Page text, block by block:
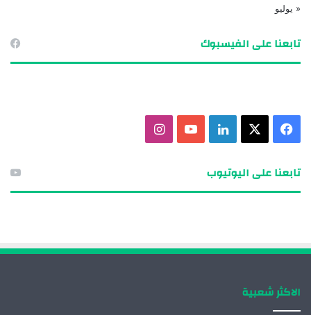
« يوليو
تابعنا على الفيسبوك
تابعنا على اليوتيوب
الاكثر شعبية